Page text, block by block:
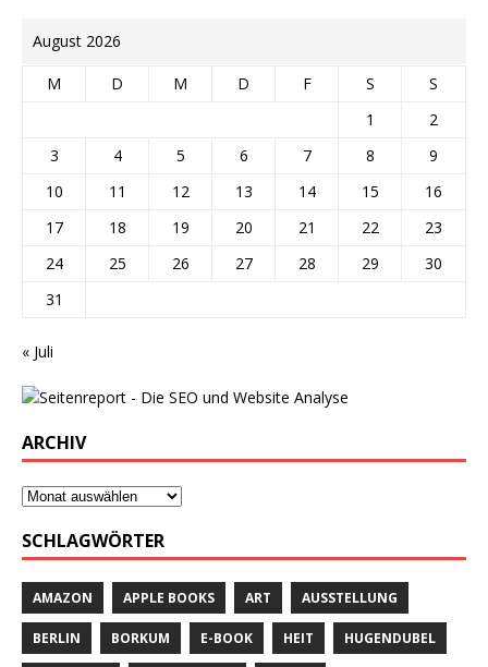
August 2026
M D M D F S
S
1
2
3
4 5 6 7 8
9
10
11 12 13 14 15
16
17
18 19 20 21 22
23
24
25 26 27 28 29
30
31
« Juli
ARCHIV
SCHLAGWÖRTER
AMAZON APPLE BOOKS ART AUSSTELLUNG
BERLIN BORKUM E-BOOK HEIT HUGENDUBEL